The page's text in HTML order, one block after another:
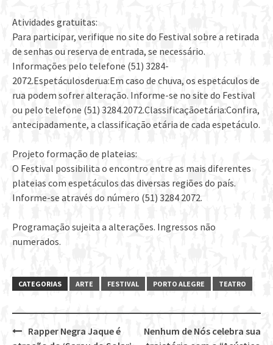
Atividades gratuitas:
Para participar, verifique no site do Festival sobre a retirada
de senhas ou reserva de entrada, se necessário.
Informações pelo telefone (51) 3284-
2072.Espetáculosderua:Em caso de chuva, os espetáculos de
rua podem sofrer alteração. Informe-se no site do Festival
ou pelo telefone (51) 3284.2072.Classificaçãoetária:Confira,
antecipadamente, a classificação etária de cada espetáculo.
Projeto formação de plateias:
O Festival possibilita o encontro entre as mais diferentes
plateias com espetáculos das diversas regiões do país.
Informe-se através do número (51) 3284 2072.
Programação sujeita a alterações. Ingressos não
numerados.
CATEGORIAS ARTE FESTIVAL PORTO ALEGRE TEATRO
Nenhum de Nós celebra sua
Rapper Negra Jaque é